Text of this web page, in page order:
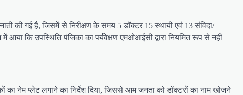
की गई है, जिसमें से निरीक्षण के समय 5 डॉक्टर 15 स्थायी एवं 13 संविदा/
कि उपस्थिति पंजिका का पर्यवेक्षण एमओआईसी द्वारा नियमित रूप से नहीं
का नेम प्लेट लगाने का निर्देश दिया, जिससे आम जनता को डॉक्टरों का नाम खोजने